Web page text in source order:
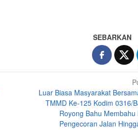
SEBARKAN
Luar Biasa Masyarakat
TMMD Ke-125 Kodim 0316/
Royong Bahu
Pengecoran Jalan